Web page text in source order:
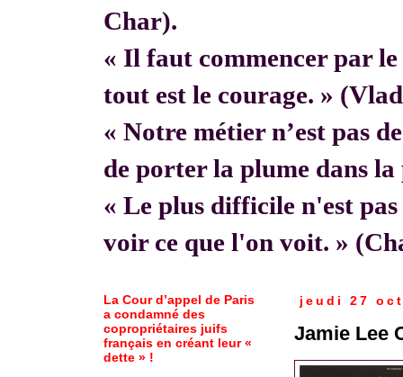
Char).
« Il faut commencer par le
tout est le courage. »
« Notre métier n’est pas
de porter la plume dans
« Le plus difficile n'est
voir ce que l'on voit. »
jeudi 27
Jamie Lee
La Cour d’appel de Paris
a condamné des
copropriétaires juifs
français en créant leur «
dette » !